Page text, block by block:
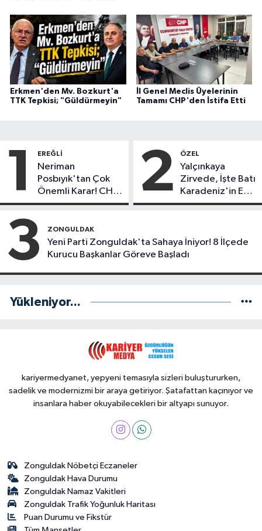
Erkmen'den Mv. Bozkurt'a
TTK Tepkisi; "Güldürmeyin"
İl Genel Meclis Üyelerinin
Tamamı CHP'den İstifa Etti
1 EREĞLI
Neriman
Posbıyık'tan Çok
Önemli Karar! CHP
mi Yeni Parti mi?
2 ÖZEL
Yalçınkaya
Zirvede, İşte Batı
Karadeniz'in En
Başarılı Belediye
3 ZONGULDAK
Yeni Parti Zonguldak'ta Sahaya İniyor! 8 İlçede
Kurucu Başkanlar Göreve Başladı
Yükleniyor...
kariyermedyanet, yepyeni temasıyla sizleri buluştururken,
sadelik ve modernizmi bir araya getiriyor. Şatafattan kaçınıyor ve
insanlara haber okuyabilecekleri bir altyapı sunuyor.
Zonguldak Nöbetçi Eczaneler
Zonguldak Hava Durumu
Zonguldak Namaz Vakitleri
Zonguldak Trafik Yoğunluk Haritası
Puan Durumu ve Fikstür